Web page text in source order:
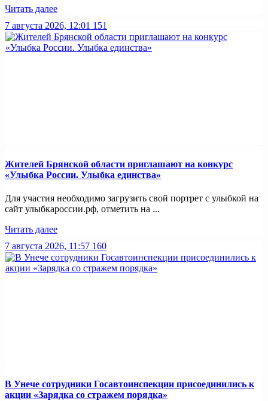
Читать далее
7 августа 2026, 12:01 151
Жителей Брянской области приглашают на конкурс
«Улыбка России. Улыбка единства»
Для участия необходимо загрузить свой портрет с улыбкой на
сайт улыбкароссии.рф, отметить на ...
Читать далее
7 августа 2026, 11:57 160
В Унече сотрудники Госавтоинспекции присоединились к
акции «Зарядка со стражем порядка»